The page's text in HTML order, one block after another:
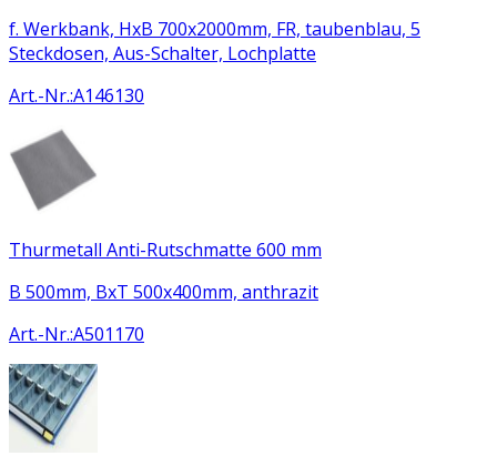
f. Werkbank, HxB 700x2000mm, FR, taubenblau, 5
Steckdosen, Aus-Schalter, Lochplatte
Art.-Nr.:A146130
Thurmetall Anti-Rutschmatte 600 mm
B 500mm, BxT 500x400mm, anthrazit
Art.-Nr.:A501170